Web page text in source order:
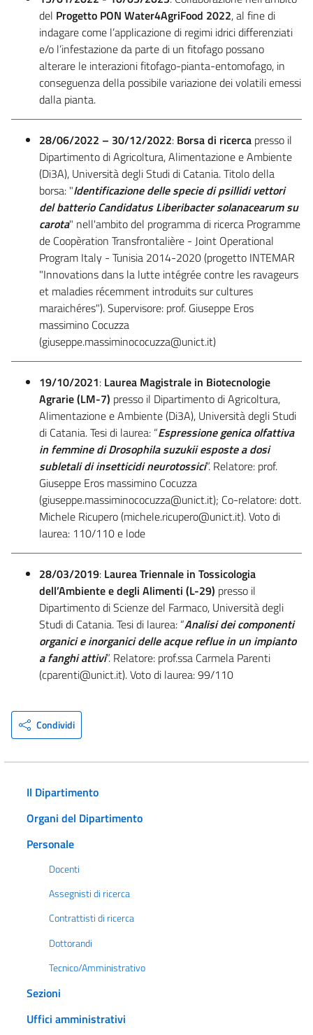
del Progetto PON Water4AgriFood 2022, al fine di
indagare come l’applicazione di regimi idrici differenziati
e/o l’infestazione da parte di un fitofago possano
alterare le interazioni fitofago-pianta-entomofago, in
conseguenza della possibile variazione dei volatili emessi
dalla pianta.
28/06/2022 – 30/12/2022: Borsa di ricerca presso il
Dipartimento di Agricoltura, Alimentazione e Ambiente
(Di3A), Università degli Studi di Catania. Titolo della
borsa: "Identificazione delle specie di psillidi vettori
del batterio Candidatus Liberibacter solanacearum su
carota" nell'ambito del programma di ricerca Programme
de Coopèration Transfrontalière - Joint Operational
Program Italy - Tunisia 2014-2020 (progetto INTEMAR
"Innovations dans la lutte intégrée contre les ravageurs
et maladies récemment introduits sur cultures
maraichéres"). Supervisore: prof. Giuseppe Eros
massimino Cocuzza
(giuseppe.massiminococuzza@unict.it)
19/10/2021: Laurea Magistrale in Biotecnologie
Agrarie (LM-7) presso il Dipartimento di Agricoltura,
Alimentazione e Ambiente (Di3A), Università degli Studi
di Catania. Tesi di laurea: “Espressione genica olfattiva
in femmine di Drosophila suzukii esposte a dosi
subletali di insetticidi neurotossici”. Relatore: prof.
Giuseppe Eros massimino Cocuzza
(giuseppe.massiminococuzza@unict.it); Co-relatore: dott.
Michele Ricupero (michele.ricupero@unict.it). Voto di
laurea: 110/110 e lode
28/03/2019: Laurea Triennale in Tossicologia
dell’Ambiente e degli Alimenti (L-29) presso il
Dipartimento di Scienze del Farmaco, Università degli
Studi di Catania. Tesi di laurea: “Analisi dei componenti
organici e inorganici delle acque reflue in un impianto
a fanghi attivi”. Relatore: prof.ssa Carmela Parenti
(cparenti@unict.it). Voto di laurea: 99/110
Condividi
Il Dipartimento
Organi del Dipartimento
Personale
Docenti
Assegnisti di ricerca
Contrattisti di ricerca
Dottorandi
Tecnico/Amministrativo
Sezioni
Uffici amministrativi